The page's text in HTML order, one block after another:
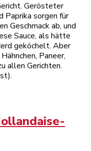
Gerösteter
Paprika sorgen für
Geschmack ab, und
Sauce, als hätte
geköchelt. Aber
Paneer,
allen Gerichten.